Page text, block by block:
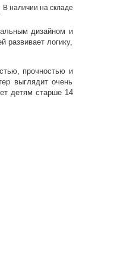
В наличии на складе
дизайном и
развивает логику,
прочностью и
выглядит очень
детям старше 14